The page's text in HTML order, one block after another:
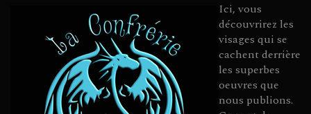
Ici, vous
découvrirez les
visages qui se
cachent derrière
les superbes
oeuvres que
nous publions.